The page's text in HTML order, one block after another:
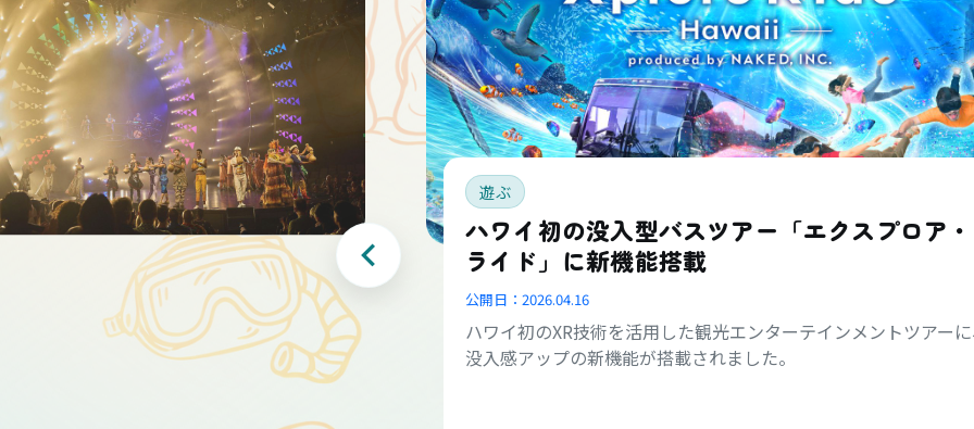
遊ぶ
ハワイ初の没入型バスツアー「エクスプロア・
ライド」に新機能搭載
公開日： 2026.04.16
ハワイ初のXR技術を活用した観光エンターテインメントツアー
没入感アップの新機能が搭載されました。